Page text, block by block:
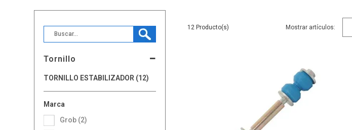
Tornillo
TORNILLO ESTABILIZADOR (12)
Marca
Grob (2)
12 Mostrar artículos: